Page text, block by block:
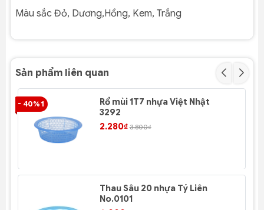
Màu sắc Đỏ, Dương,Hồng, Kem, Trắng
Sản phẩm liên quan
- 40% 1
Rổ mùi 1T7 nhựa Việt Nhật
3292
2.280₫ 3.800₫
Thau Sâu 20 nhựa Tý Liên
No.0101